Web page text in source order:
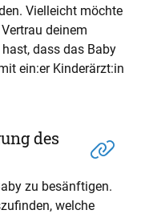
Vielleicht möchte
deinem
dass das Baby
ein:er Kinderärzt:in
des
zu besänftigen.
welche